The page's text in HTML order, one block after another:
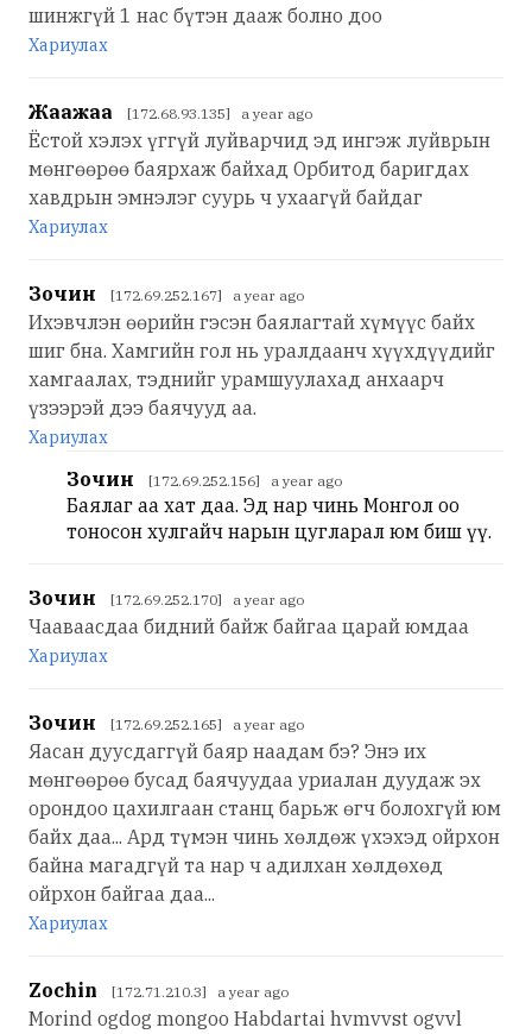
шинжгүй 1 нас бүтэн дааж болно доо
Хариулах
Жаажаа [172.68.93.135] a year ago
Ёстой хэлэх үггүй луйварчид эд ингэж луйврын
мөнгөөрөө баярхаж байхад Орбитод баригдах
хавдрын эмнэлэг суурь ч ухаагүй байдаг
Хариулах
Зочин [172.69.252.167] a year ago
Ихэвчлэн өөрийн гэсэн баялагтай хүмүүс байх
шиг бна. Хамгийн гол нь уралдаанч хүүхдүүдийг
хамгаалах, тэднийг урамшуулахад анхаарч
үзээрэй дээ баячууд аа.
Хариулах
Зочин [172.69.252.156] a year ago
Баялаг аа хат даа. Эд нар чинь Монгол оо
тоносон хулгайч нарын цугларал юм биш үү.
Зочин [172.69.252.170] a year ago
Чааваасдаа бидний байж байгаа царай юмдаа
Хариулах
Зочин [172.69.252.165] a year ago
Яасан дуусдаггүй баяр наадам бэ? Энэ их
мөнгөөрөө бусад баячуудаа уриалан дуудаж эх
орондоо цахилгаан станц барьж өгч болохгүй юм
байх даа... Ард түмэн чинь хөлдөж үхэхэд ойрхон
байна магадгүй та нар ч адилхан хөлдөхөд
ойрхон байгаа даа...
Хариулах
Zochin [172.71.210.3] a year ago
Morind ogdog mongoo Habdartai hvmvvst ogvvl